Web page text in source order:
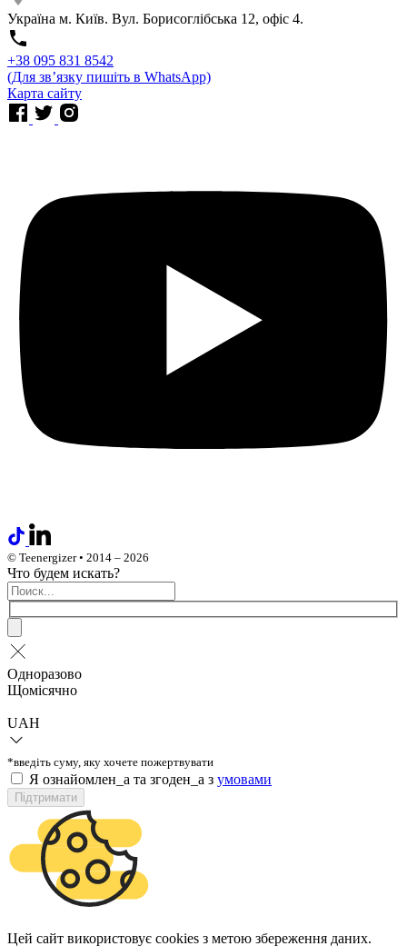
Україна м. Київ. Вул. Борисоглібська 12, офіс 4.
⁨+38 095 831 8542⁩
(Для звʼязку пишіть в WhatsApp)
Карта сайту
© Teenergizer • 2014 – 2026
Что будем искать?
Одноразово
Щомісячно
UAH
*введіть суму, яку хочете пожертвувати
Я ознайомлен_а та згоден_а з умовами
Підтримати
Цей сайт використовує cookies з метою збереження даних.